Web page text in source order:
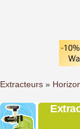
Extracteurs »